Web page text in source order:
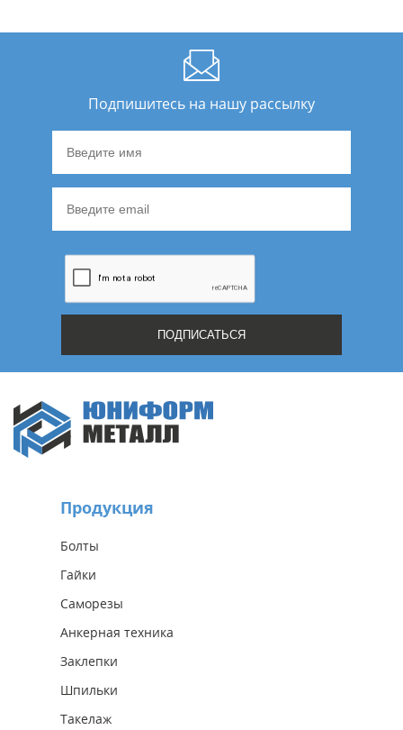
Подпишитесь на нашу рассылку
Продукция
Болты
Гайки
Саморезы
Анкерная техника
Заклепки
Шпильки
Такелаж